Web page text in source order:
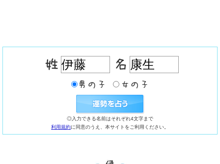
◎入力できる名前はそれぞれ4文字まで
利用規約に同意のうえ、本サイトをご利用ください。